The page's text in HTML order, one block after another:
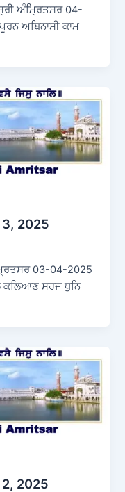
ਅੰਮ੍ਰਿਤਸਰ 04-
ਅਬਿਨਾਸੀ ਕਾਮ
3, 2025
03-04-2025
ਕਲਿਆਣ ਸਹਜ ਧੁਨਿ
2, 2025